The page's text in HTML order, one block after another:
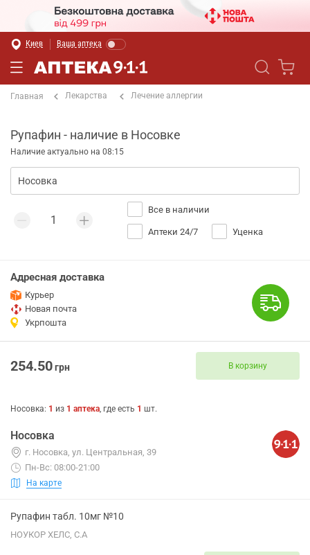
Киев Ваша аптека
Главная Лекарства Лечение аллергии
Рупафин - наличие в Носовке
Наличие актуально на 08:15
Все в наличии
Аптеки 24/7 Уценка
Адресная доставка
Курьер
Новая почта
Укрпошта
254.50грн В корзину
Носовка: 1 из 1 аптека, где есть 1 шт.
Носовка
г. Носовка, ул. Центральная, 39
Пн-Вс: 08:00-21:00
На карте
Рупафин табл. 10мг №10
НОУКОР ХЕЛС, С.А